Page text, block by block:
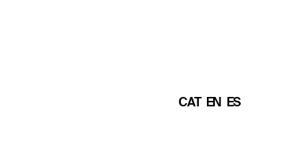
CAT EN ES